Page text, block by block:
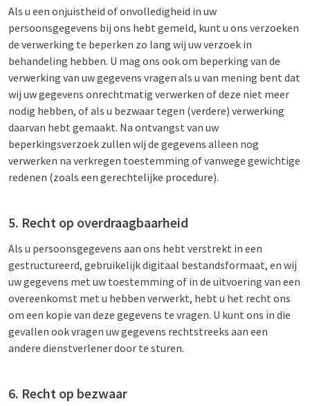
Als u een onjuistheid of onvolledigheid in uw
persoonsgegevens bij ons hebt gemeld, kunt u ons verzoeken
de verwerking te beperken zo lang wij uw verzoek in
behandeling hebben. U mag ons ook om beperking van de
verwerking van uw gegevens vragen als u van mening bent dat
wij uw gegevens onrechtmatig verwerken of deze niet meer
nodig hebben, of als u bezwaar tegen (verdere) verwerking
daarvan hebt gemaakt. Na ontvangst van uw
beperkingsverzoek zullen wij de gegevens alleen nog
verwerken na verkregen toestemming of vanwege gewichtige
redenen (zoals een gerechtelijke procedure).
5. Recht op overdraagbaarheid
Als u persoonsgegevens aan ons hebt verstrekt in een
gestructureerd, gebruikelijk digitaal bestandsformaat, en wij
uw gegevens met uw toestemming of in de uitvoering van een
overeenkomst met u hebben verwerkt, hebt u het recht ons
om een kopie van deze gegevens te vragen. U kunt ons in die
gevallen ook vragen uw gegevens rechtstreeks aan een
andere dienstverlener door te sturen.
6. Recht op bezwaar